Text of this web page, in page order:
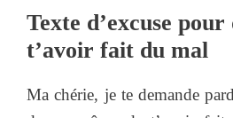
Texte d’excuse
t’avoir fait du mal
Ma chérie, je te demande